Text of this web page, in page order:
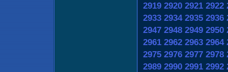
2919 2920 2921 2922
2933 2934 2935 2936
2947 2948 2949 2950
2961 2962 2963 2964
2975 2976 2977 2978
2989 2990 2991 2992